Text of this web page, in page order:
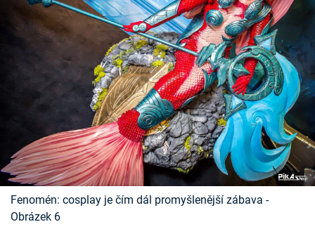
Fenomén: cosplay je čím dál promyšlenější zábava -
Obrázek 6